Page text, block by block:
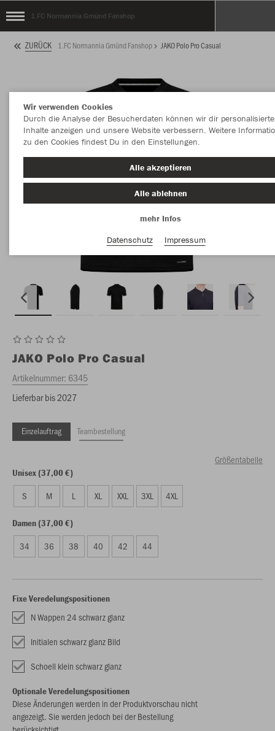
1.FC Normannia Gmünd Fanshop
ZURÜCK 1.FC Normannia Gmünd Fanshop JAKO Polo Pro Casual
JAKO Polo Pro Casual
Artikelnummer: 6345
Lieferbar bis 2027
Einzelauftrag Teambestellung
Größentabelle
Unisex (37,00 €)
S M L XL XXL 3XL 4XL
Damen (37,00 €)
34 36 38 40 42 44
Fixe Veredelungspositionen
N Wappen 24 schwarz glanz
Initialen schwarz glanz Bild
Schoell klein schwarz glanz
Optionale Veredelungspositionen
Diese Änderungen werden in der Produktvorschau nicht
angezeigt. Sie werden jedoch bei der Bestellung
Wir verwenden Cookies
Durch die Analyse der Besucherdaten können wir dir personalisierte
Inhalte anzeigen und unsere Website verbessern. Weitere
zu den Cookies findest Du in den Einstellungen.
Alle akzeptieren
Alle ablehnen
mehr Infos
Datenschutz
Impressum